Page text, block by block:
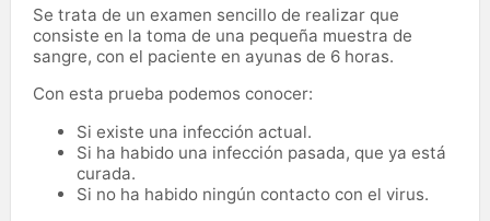
Se trata de un examen sencillo de realizar que
consiste en la toma de una pequeña muestra de
sangre, con el paciente en ayunas de 6 horas.
Con esta prueba podemos conocer:
Si existe una infección actual.
Si ha habido una infección pasada, que ya está
curada.
Si no ha habido ningún contacto con el virus.